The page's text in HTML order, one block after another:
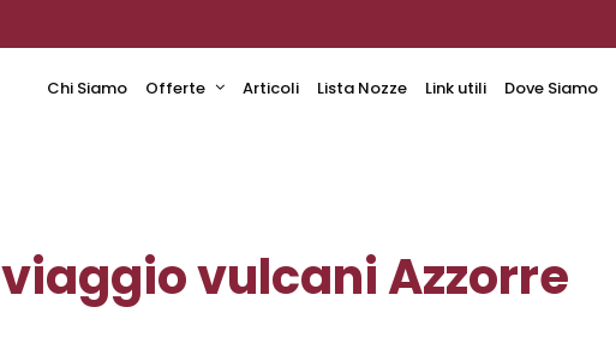
Chi Siamo Offerte Articoli Lista Nozze Link utili Dove Siamo
viaggio vulcani Azzorre